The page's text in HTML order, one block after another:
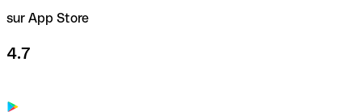
sur App Store
4.7